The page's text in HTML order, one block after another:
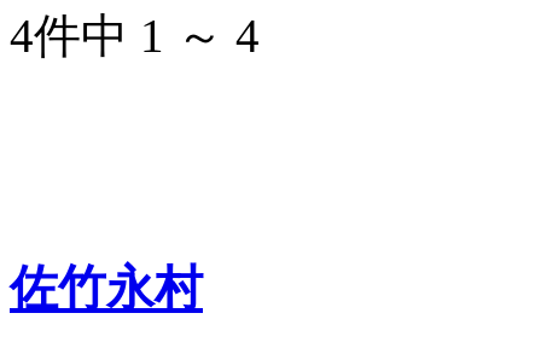
4件中 1 ～ 4
佐竹永村